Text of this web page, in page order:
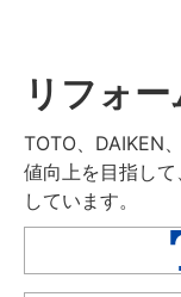
リフォ
TOTO、DAIKEN
値向上を目指し
しています。